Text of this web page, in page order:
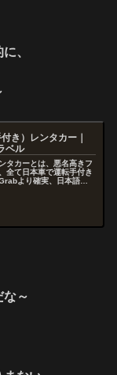
、
き）レンタカー｜
ベル
タカーとは、悪名高きフ
全て日本車で運転手付き
より確実、日本語で
な～